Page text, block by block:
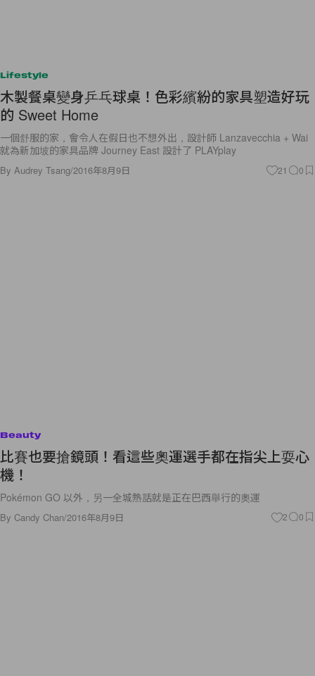
Lifestyle
木製餐桌變身乒乓球桌！色彩繽紛的家具塑造好玩
的 Sweet Home
一個舒服的家，會令人在假日也不想外出，設計師 Lanzavecchia + Wai
就為新加坡的家具品牌 Journey East 設計了 PLAYplay
By Audrey Tsang/2016年8月9日 21 0
比賽也要搶鏡頭！看這些奧運選手都在指尖上耍心
機！
Pokémon GO 以外，另一全城熱話就是正在巴西舉行的奧運
ByCandy Chan /2016年8月9日